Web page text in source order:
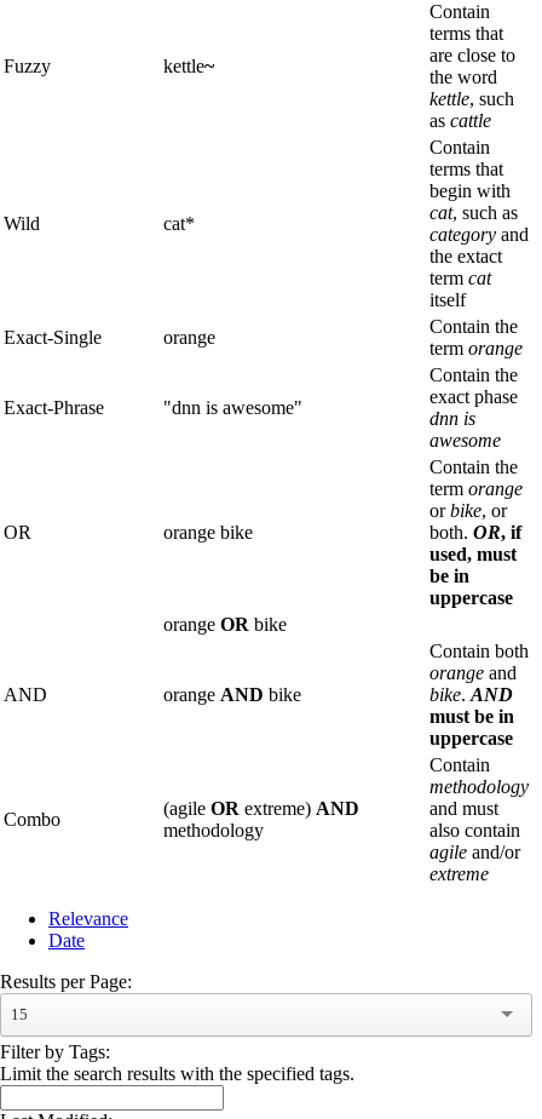
Fuzzy kettle~
Contain
terms that
are close to
the word
kettle, such
as cattle
Wild cat*
Contain
terms that
begin with
cat, such as
category and
the extact
term cat
itself
Exact-Single
orange
Contain the
term orange
Exact-Phrase "dnn is awesome"
Contain the
exact phase
dnn is
awesome
OR orange bike
Contain the
term orange
orbike, or
both. OR, if
used, must
be in
uppercase
orange OR bike
AND orange AND bike
Contain both
orange and
bike. AND
must be in
uppercase
Combo
(agile OR extreme) AND
methodology
Contain
methodology
and must
also contain
agile and/or
extreme
Relevance
Date
Results per Page:
15
Filter by Tags:
Limit the search results with the specified tags.